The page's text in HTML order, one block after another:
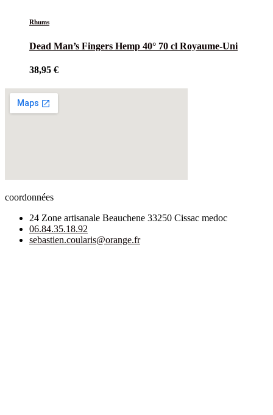
Rhums
Dead Man’s Fingers Hemp 40° 70 cl Royaume-Uni
38,95 €
coordonnées
24 Zone artisanale Beauchene 33250 Cissac medoc
06.84.35.18.92
sebastien.coularis@orange.fr